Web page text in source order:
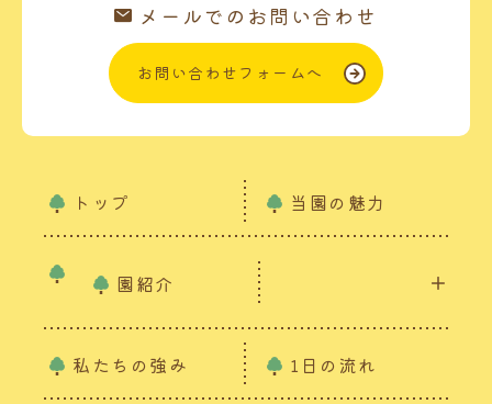
メールでのお問い合わせ
お問い合わせフォームへ
トップ 当園の魅力
園紹介
私たちの強み 1日の流れ